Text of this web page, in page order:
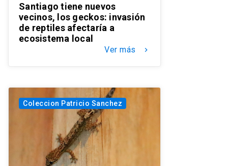
Santiago tiene nuevos
vecinos, los geckos: invasión
de reptiles afectaría a
ecosistema local
Ver más keyboard_arrow_right
Coleccion Patricio Sanchez